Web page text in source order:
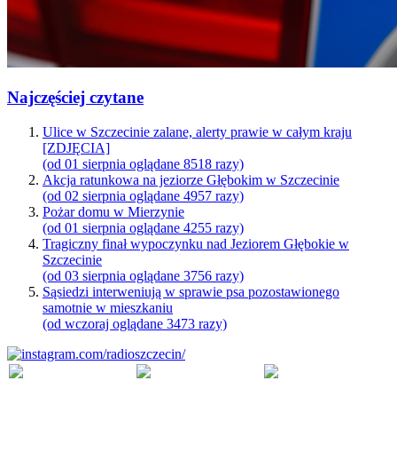
Najczęściej czytane
Ulice w Szczecinie zalane, alerty prawie w całym kraju
[ZDJĘCIA]
(od 01 sierpnia oglądane 8518 razy)
Akcja ratunkowa na jeziorze Głębokim w Szczecinie
(od 02 sierpnia oglądane 4957 razy)
Pożar domu w Mierzynie
(od 01 sierpnia oglądane 4255 razy)
Tragiczny finał wypoczynku nad Jeziorem Głębokie w
Szczecinie
(od 03 sierpnia oglądane 3756 razy)
Sąsiedzi interweniują w sprawie psa pozostawionego
samotnie w mieszkaniu
(od wczoraj oglądane 3473 razy)